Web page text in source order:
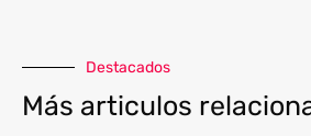
Destacados
Más articulos